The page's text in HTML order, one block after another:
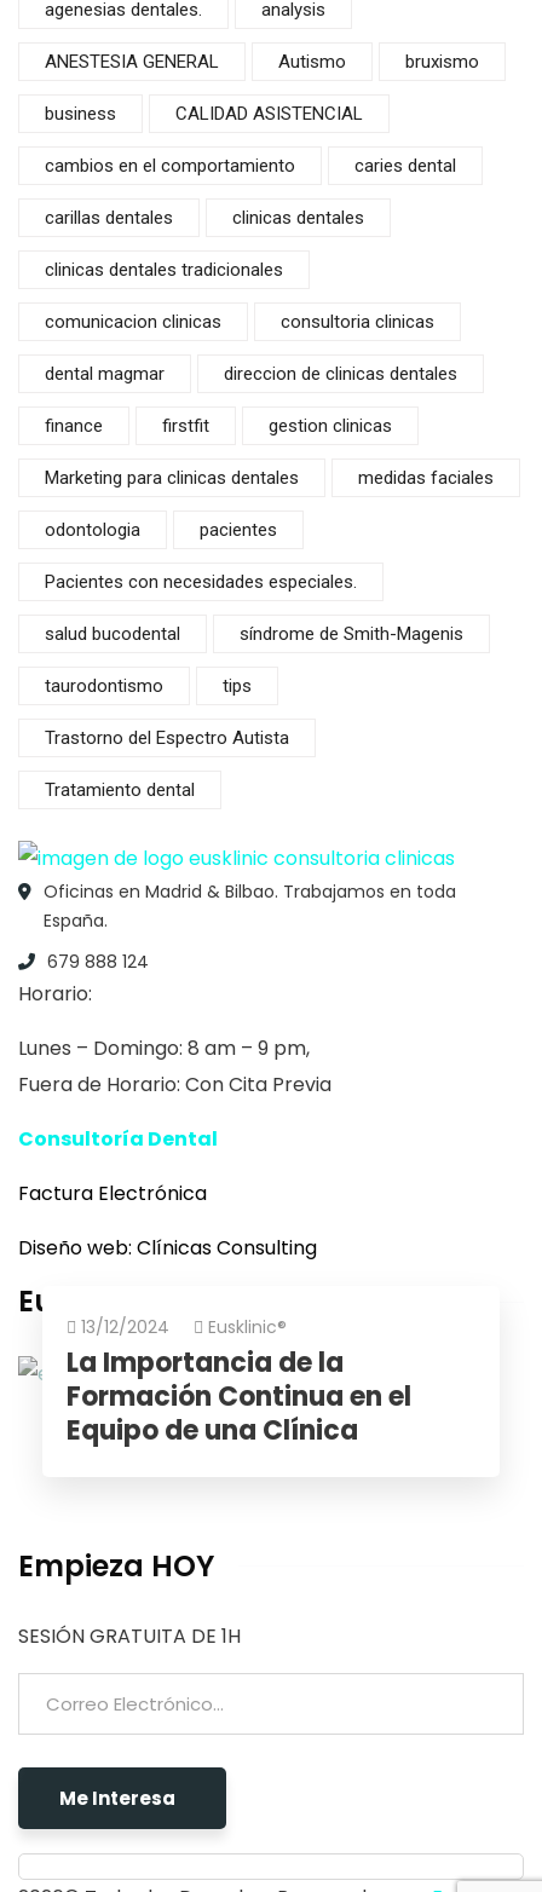
agenesias dentales. analysis
ANESTESIA GENERAL Autismo bruxismo
business CALIDAD ASISTENCIAL
cambios en el comportamiento caries dental
carillas dentales clinicas dentales
clinicas dentales tradicionales
comunicacion clinicas consultoria clinicas
dental magmar direccion de clinicas dentales
finance firstfit gestion clinicas
Marketing para clinicas dentales medidas faciales
odontologia pacientes
Pacientes con necesidades especiales.
salud bucodental síndrome de Smith-Magenis
taurodontismo tips
Trastorno del Espectro Autista
Tratamiento dental
Oficinas en Madrid & Bilbao. Trabajamos en toda
España.
679 888 124
Horario:
Lunes – Domingo: 8 am – 9 pm,
Fuera de Horario: Con Cita Previa
Consultoría Dental
Factura Electrónica
Diseño web: Clínicas Consulting
Eusklinic
13/12/2024 Eusklinic®
La Importancia de la
Formación Continua en el
Equipo de una Clínica
Empieza HOY
SESIÓN GRATUITA DE 1H
Me Interesa